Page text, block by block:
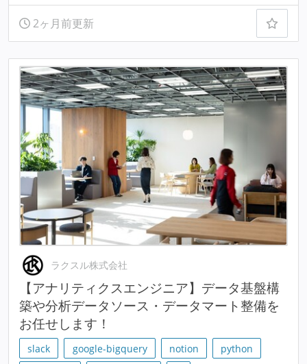
2ヶ月前更新
ラクスル株式会社
【アナリティクスエンジニア】データ基盤構
築や分析データソース・データマート整備を
お任せします！
slack google-bigquery notion
python